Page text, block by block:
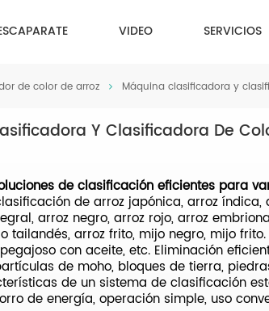
VIDEO SERVICIOS
de color de arroz Máquina clasificadora y
Y Clasificadora De
de clasificación eficientes para
de arroz japónica, arroz índica,
arroz negro, arroz rojo, arroz
tailandés, arroz frito, mijo negro, mijo
con aceite, etc. Eliminación
de moho, bloques de tierra,
de un sistema de clasificación
de energía, operación simple, uso